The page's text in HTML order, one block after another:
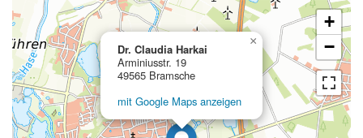
Dr. Claudia Harkai
Arminiusstr. 19
49565 Bramsche
mit Google Maps anzeigen
×
+
−